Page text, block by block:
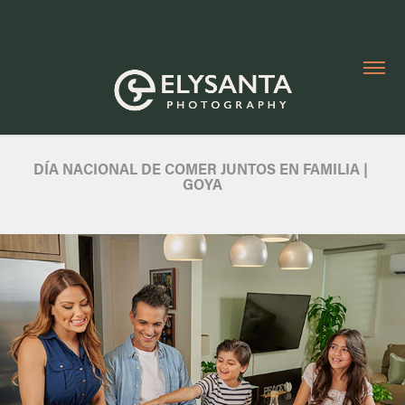
DÍA NACIONAL DE COMER JUNTOS EN FAMILIA |
GOYA